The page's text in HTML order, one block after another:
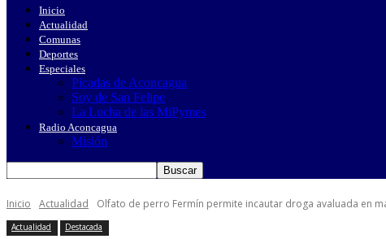
Inicio
Actualidad
Comunas
Deportes
Especiales
Picadas de Aconcagua
Soy de San Felipe
La Lucha de las MiPymes
Radio Aconcagua
Misión
Inicio Actualidad Olfato de perro Fermín permite incautar droga avaluada en
Actualidad Destacada